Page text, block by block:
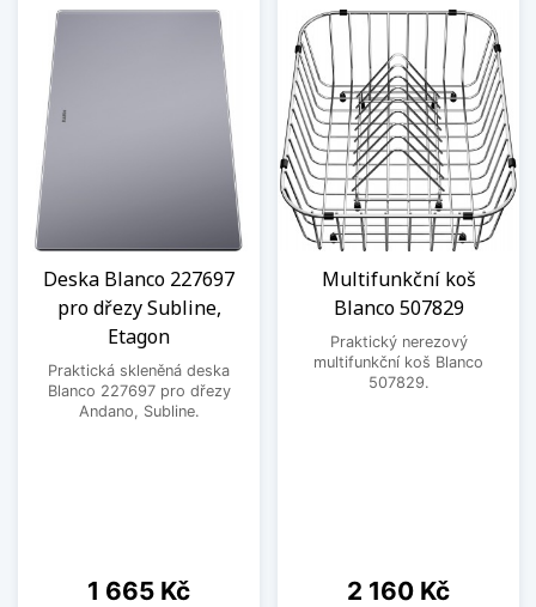
Deska Blanco 227697
pro dřezy Subline,
Etagon
Praktická skleněná deska
Blanco 227697 pro dřezy
Andano, Subline.
Cena
1 665 Kč
Multifunkční koš
Blanco 507829
Praktický nerezový
multifunkční koš Blanco
507829.
Cena
2 160 Kč